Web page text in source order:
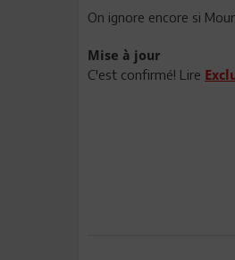
On ignore encore si
Mise à jour
C'est confirmé! Lire